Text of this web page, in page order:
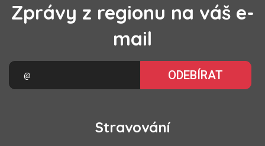
Zprávy z regionu na váš e-
mail
ODEBÍRAT
Stravování